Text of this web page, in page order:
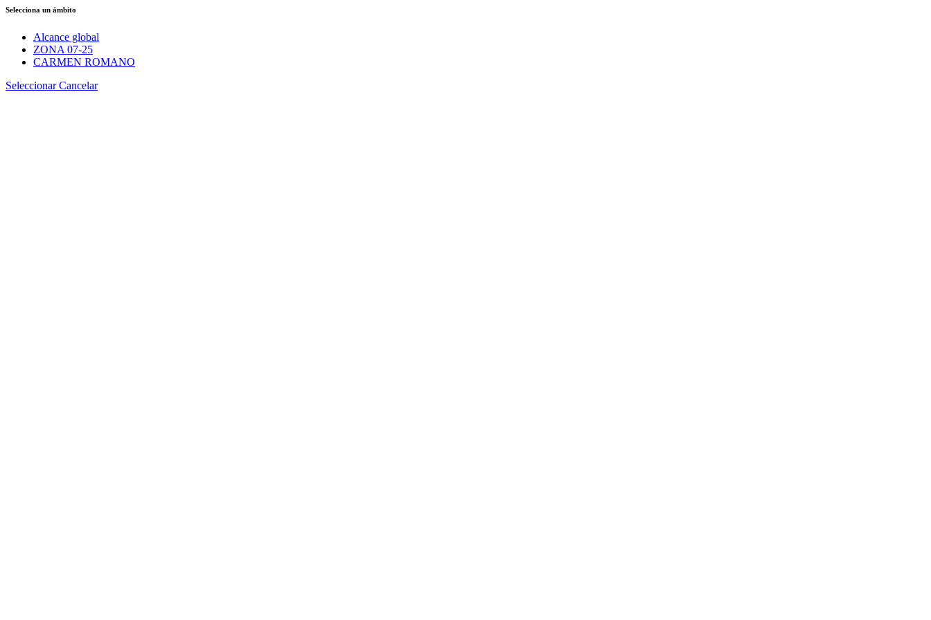
Selecciona un ámbito
Alcance global
ZONA 07-25
CARMEN ROMANO
SeleccionarCancelar